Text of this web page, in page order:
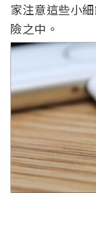
家注意這些小
險之中。